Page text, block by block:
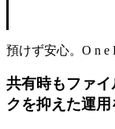
預けず安心。O n e
共有時もファ
クを抑えた運用